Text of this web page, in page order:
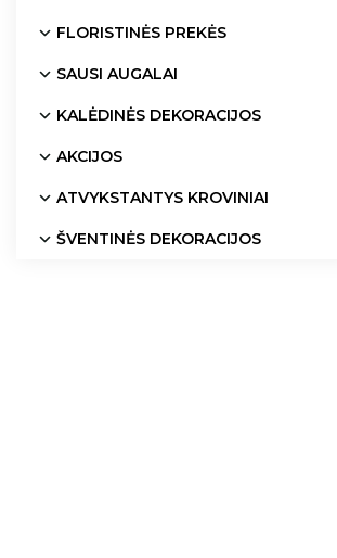
FLORISTINĖS PREKĖS
SAUSI AUGALAI
KALĖDINĖS DEKORACIJOS
AKCIJOS
ATVYKSTANTYS KROVINIAI
ŠVENTINĖS DEKORACIJOS